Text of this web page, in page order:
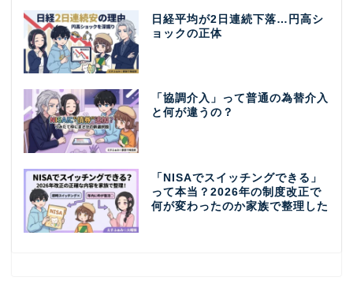
日経平均が2日連続下落…円高シ
ョックの正体
「協調介入」って普通の為替介入
と何が違うの？
「NISAでスイッチングできる」
って本当？2026年の制度改正で
何が変わったのか家族で整理した